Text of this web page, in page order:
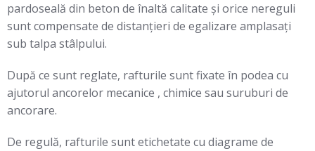
pardoseală din beton de înaltă calitate și orice nereguli
sunt compensate de distanțieri de egalizare amplasați
sub talpa stâlpului.
După ce sunt reglate, rafturile sunt fixate în podea cu
ajutorul ancorelor mecanice , chimice sau suruburi de
ancorare.
De regulă, rafturile sunt etichetate cu diagrame de